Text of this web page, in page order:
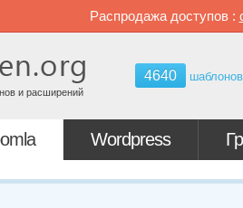
Распродажа доступов :
и расширений
4640 шаблонов
Wordpress